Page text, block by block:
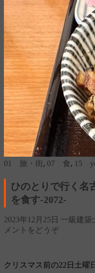
01 旅・街, 07 食, 15
ひのとりで行く名
を食す‐2072‐
2023年12月25日 一級建
メントをどうぞ
クリスマス前の22日土曜